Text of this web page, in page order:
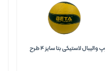
توپ والیبال لاستیکی بتا سایز 4 طرح